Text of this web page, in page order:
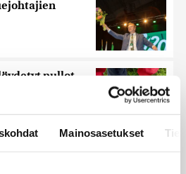
Mainosasetukset
pullot